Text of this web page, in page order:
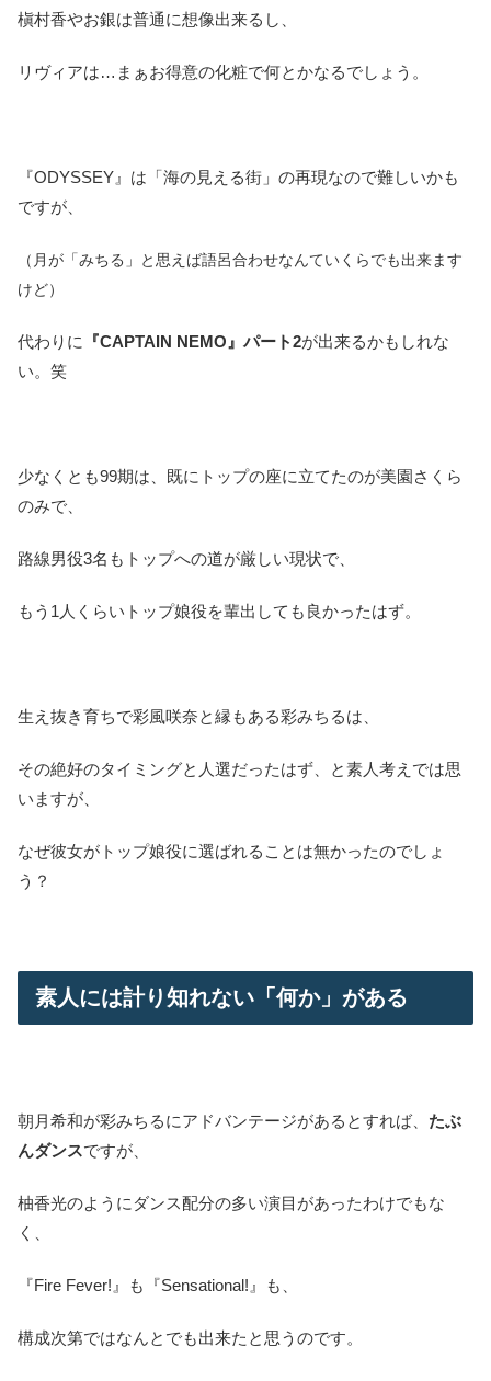
槇村香やお銀は普通に想像出来るし、
リヴィアは…まぁお得意の化粧で何とかなるでしょう。
『ODYSSEY』は「海の見える街」の再現なので難しいかも
ですが、
（月が「みちる」と思えば語呂合わせなんていくらでも出来ます
けど）
代わりに 『CAPTAIN NEMO』パート2が出来るかもしれな
い。笑
少なくとも99期は、既にトップの座に立てたのが美園さくら
のみで、
路線男役3名もトップへの道が厳しい現状で、
もう1人くらいトップ娘役を輩出しても良かったはず。
生え抜き育ちで彩風咲奈と縁もある彩みちるは、
その絶好のタイミングと人選だったはず、と素人考えでは思
いますが、
なぜ彼女がトップ娘役に選ばれることは無かったのでしょ
う？
素人には計り知れない「何か」がある
朝月希和が彩みちるにアドバンテージがあるとすれば、 たぶ
んダンスですが、
柚香光のようにダンス配分の多い演目があったわけでもな
く、
『Fire Fever!』も『Sensational!』も、
構成次第ではなんとでも出来たと思うのです。